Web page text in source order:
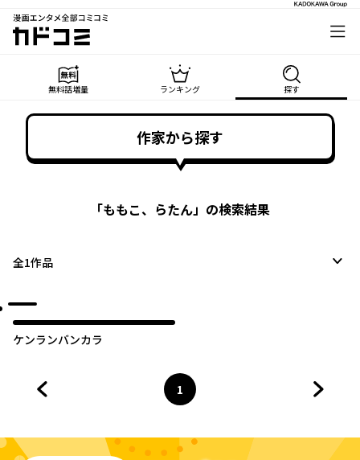
漫画エンタメ全部コミコミ
カドコミ
無料話増量 ランキング 探す
作家から探す
「ももこ、らたん」の検索結果
全1作品
ケンランバンカラ
ページ
1
へ